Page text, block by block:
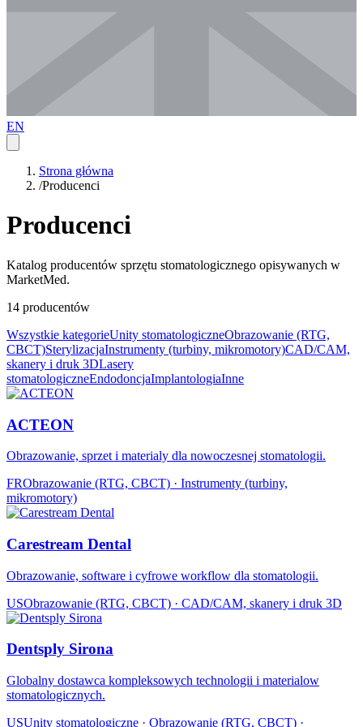
EN
Strona główna
/Producenci
Producenci
Katalog producentów sprzętu stomatologicznego opisywanych w
MarketMed.
14 producentów
Wszystkie kategorieUnity stomatologiczneObrazowanie (RTG,
CBCT)SterylizacjaInstrumenty (turbiny, mikromotory)CAD/CAM,
skanery i druk 3DLasery
stomatologiczneEndodoncjaImplantologiaInne
ACTEON
Obrazowanie, sprzet i materialy dla nowoczesnej stomatologii.
FRObrazowanie (RTG, CBCT) · Instrumenty (turbiny,
mikromotory)
Carestream Dental
Obrazowanie, software i cyfrowe workflow dla stomatologii.
USObrazowanie (RTG, CBCT) · CAD/CAM, skanery i druk 3D
Dentsply Sirona
Globalny dostawca kompleksowych technologii i materialow
stomatologicznych.
USUnity stomatologiczne · Obrazowanie (RTG, CBCT) ·